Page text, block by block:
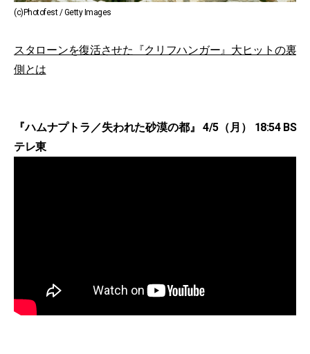
(c)Photofest / Getty Images
スタローンを復活させた『クリフハンガー』大ヒットの裏
側とは
『ハムナプトラ／失われた砂漠の都』 4/5（月） 18:54 BS
テレ東